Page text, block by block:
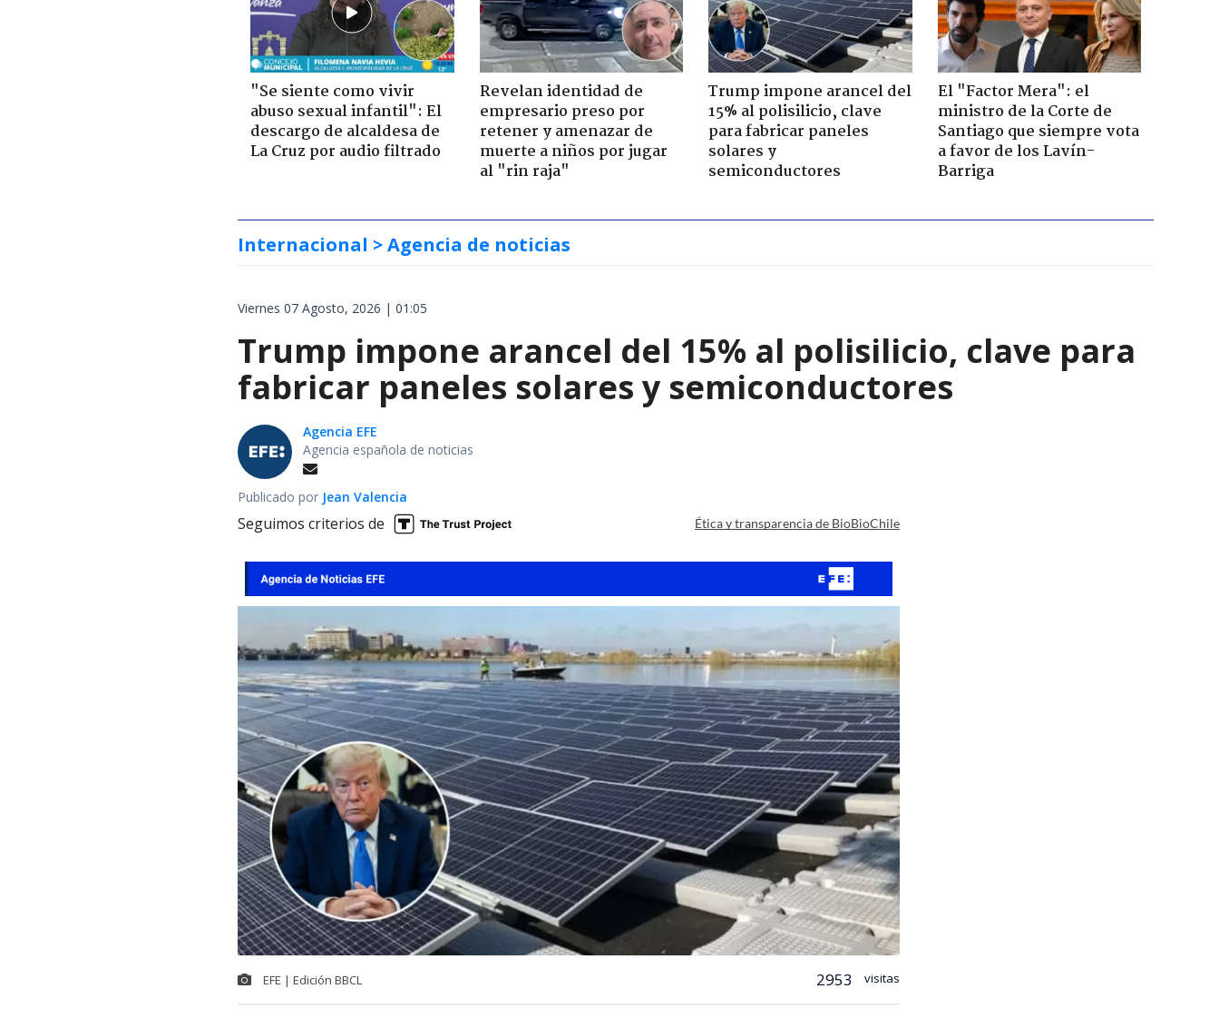
"Se siente como vivir
abuso sexual infantil": El
descargo de alcaldesa de
La Cruz por audio filtrado
Revelan identidad de
empresario preso por
retener y amenazar de
muerte a niños por jugar
al "rin raja"
Trump impone arancel del
15% al polisilicio, clave
para fabricar paneles
solares y
semiconductores
El "Factor Mera": el
ministro de la Corte de
Santiago que siempre vota
a favor de los Lavín-
Barriga
Internacional > Agencia de noticias
Viernes 07 Agosto, 2026 | 01:05
Trump impone arancel del 15% al polisilicio, clave para
fabricar paneles solares y semiconductores
Agencia EFE
Agencia española de noticias
Publicado por Jean Valencia
Seguimos criterios de Ética y transparencia de BioBioChile
EFE | Edición BBCL 2953 visitas